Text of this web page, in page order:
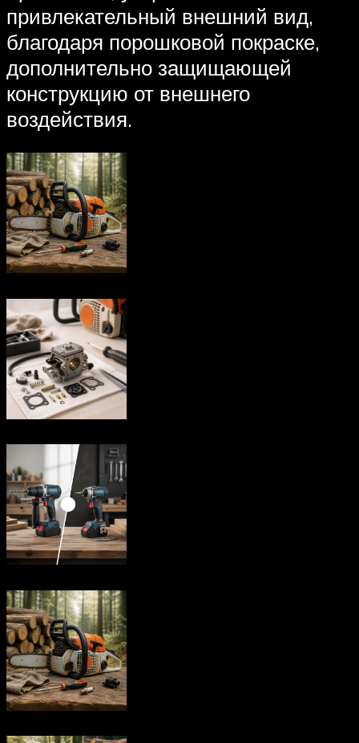
привлекательный внешний вид,
благодаря порошковой покраске,
дополнительно защищающей
конструкцию от внешнего
воздействия.